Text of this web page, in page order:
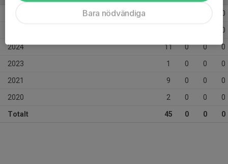
0
0
2024 11 0 0 0
2023 1 0 0 0
2021 9 0 0 0
2020 2 0 0 0
Totalt 45 0 0 0
Bara nödvändiga